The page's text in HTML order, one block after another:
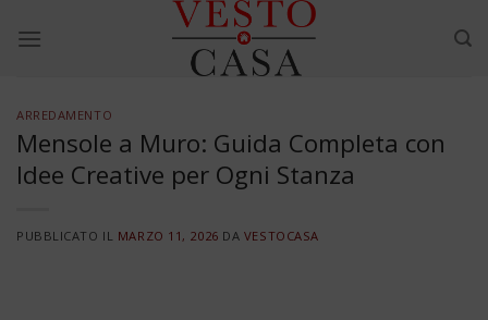
ARREDAMENTO
Mensole a Muro: Guida Completa con
Idee Creative per Ogni Stanza
PUBBLICATO IL MARZO 11, 2026 DA VESTOCASA